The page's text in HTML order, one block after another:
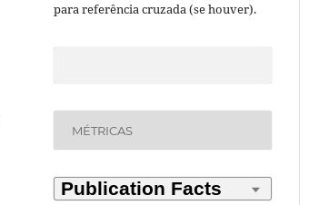
para referência cruzada (se houver).
MÉTRICAS